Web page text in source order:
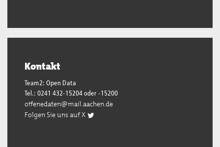
Kontakt
Team2: Open Data
Tel.: 0241 432-15204 oder -15200
offenedaten@mail.aachen.de
Folgen Sie uns auf X